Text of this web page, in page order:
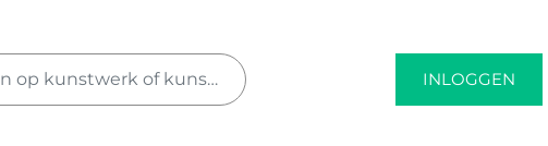
INLOGGEN